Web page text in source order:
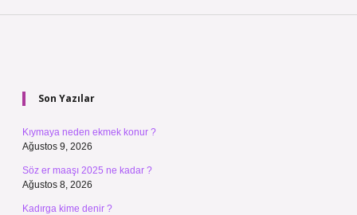
Son Yazılar
Kıymaya neden ekmek konur ?
Ağustos 9, 2026
Söz er maaşı 2025 ne kadar ?
Ağustos 8, 2026
Kadırga kime denir ?